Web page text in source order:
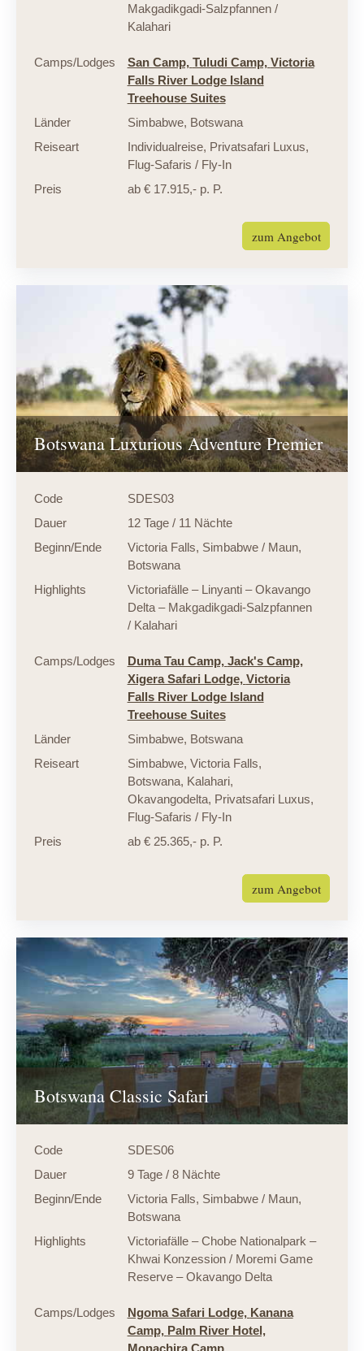
Makgadikgadi-Salzpfannen /
Kalahari
Camps/Lodges San Camp, Tuludi Camp, Victoria
Falls River Lodge Island
Treehouse Suites
Länder
Simbabwe, Botswana
Reiseart
Individualreise, Privatsafari Luxus,
Flug-Safaris / Fly-In
Preis
ab € 17.915,- p. P.
zum Angebot
Botswana Luxurious Adventure Premier
Code
SDES03
Dauer
12 Tage / 11 Nächte
Beginn/Ende
Victoria Falls, Simbabwe / Maun,
Botswana
Highlights
Victoriafälle – Linyanti – Okavango
Delta – Makgadikgadi-Salzpfannen
/ Kalahari
Camps/Lodges Duma Tau Camp, Jack's Camp,
Xigera Safari Lodge, Victoria
Falls River Lodge Island
Treehouse Suites
Länder
Simbabwe, Botswana
Reiseart
Simbabwe, Victoria Falls,
Botswana, Kalahari,
Okavangodelta, Privatsafari Luxus,
Flug-Safaris / Fly-In
Preis
ab € 25.365,- p. P.
zum Angebot
Botswana Classic Safari
Code
SDES06
Dauer
9 Tage / 8 Nächte
Beginn/Ende
Victoria Falls, Simbabwe / Maun,
Botswana
Highlights
Victoriafälle – Chobe Nationalpark –
Khwai Konzession / Moremi Game
Reserve – Okavango Delta
Camps/Lodges Ngoma Safari Lodge, Kanana
Camp, Palm River Hotel,